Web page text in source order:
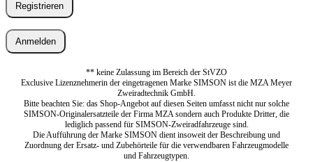
Registrieren
Anmelden
** keine Zulassung im Bereich der StVZO
Exclusive Lizenznehmerin der eingetragenen Marke SIMSON ist die MZA Meyer
Zweiradtechnik GmbH.
Bitte beachten Sie: das Shop-Angebot auf diesen Seiten umfasst nicht nur solche
SIMSON-Originalersatzteile der Firma MZA sondern auch Produkte Dritter, die
lediglich passend für SIMSON-Zweiradfahrzeuge sind.
Die Aufführung der Marke SIMSON dient insoweit der Beschreibung und
Zuordnung der Ersatz- und Zubehörteile für die verwendbaren Fahrzeugmodelle
und Fahrzeugtypen.